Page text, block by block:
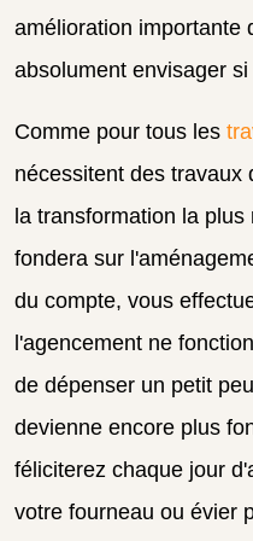
amélioration importante
absolument envisager
Comme pour tous les
nécessitent des travaux
la transformation la
fondera sur
du compte, vous
l'agencement ne
de dépenser un petit
devienne encore plus
féliciterez chaque jour
votre fourneau ou évier